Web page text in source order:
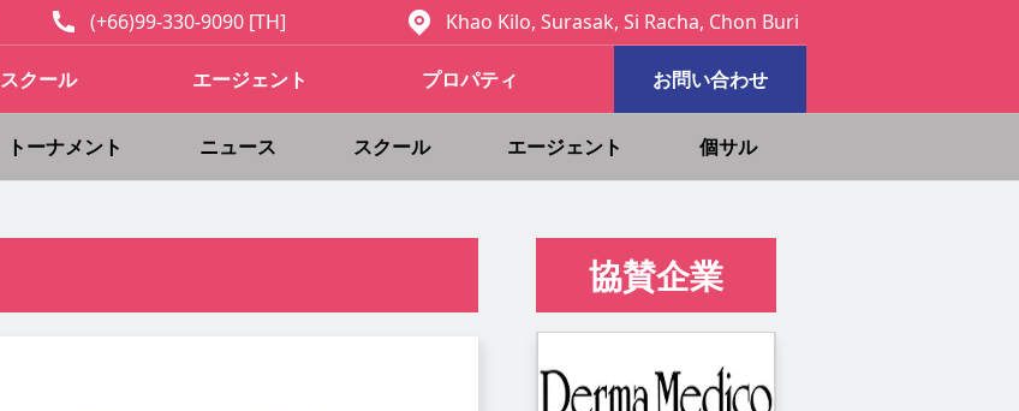
(+66)99-330-9090 [TH] Khao Kilo, Surasak, Si Racha, Chon Buri
スクール エージェント プロパティ お問い合わせ
トーナメント ニュース スクール エージェント 個サル
協賛企業